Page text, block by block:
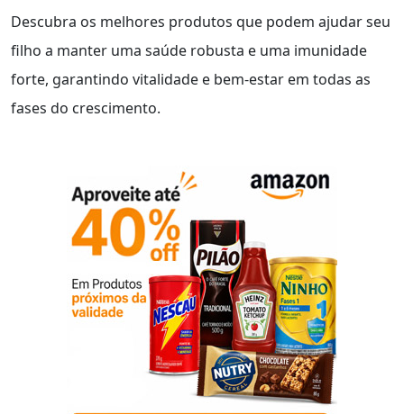
Descubra os melhores produtos que podem ajudar seu
filho a manter uma saúde robusta e uma imunidade
forte, garantindo vitalidade e bem-estar em todas as
fases do crescimento.